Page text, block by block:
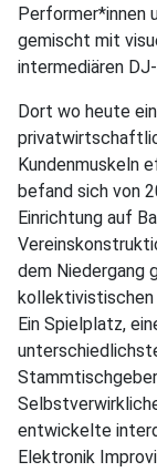
Performer*innen
gemischt mit
intermediären
Dort wo heute
Kundenmuskeln
befand sich von
Einrichtung auf
dem Niedergang
Ein Spielplatz,
entwickelte
Elektronik